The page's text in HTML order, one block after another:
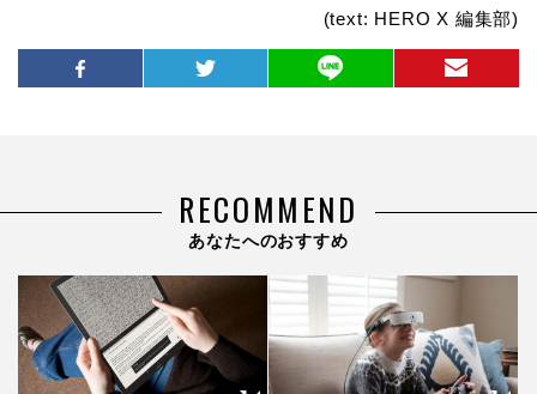
(text: HERO X 編集部)
RECOMMEND
あなたへのおすすめ